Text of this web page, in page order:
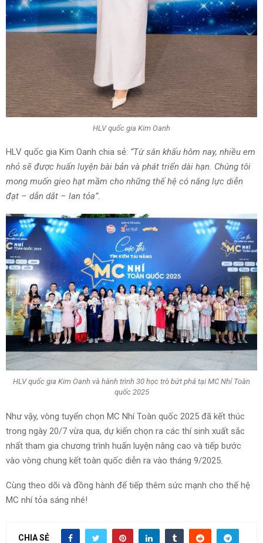
HLV quốc gia Kim Oanh
HLV quốc gia Kim Oanh chia sẻ: “Từ sân khấu hôm nay, nhiều em
nhỏ sẽ được huấn luyện bài bản và phát triển dài hạn. Chúng tôi
mong muốn gieo hạt mầm cho những thế hệ có năng lực diễn
đạt – dẫn dắt – lan tỏa”.
HLV quốc gia Kim Oanh và hành trình 30 học trò bứt phá tại MC Nhí Toàn
quốc 2025
Như vậy, vòng tuyển chọn MC Nhí Toàn quốc 2025 đã kết thúc
trong ngày 20/7 vừa qua, dự kiến chọn ra các thí sinh xuất sắc
nhất tham gia chương trình huấn luyện nâng cao và tiếp bước
vào vòng chung kết toàn quốc diễn ra vào tháng 9/2025.
Cùng theo dõi và đồng hành để tiếp thêm sức mạnh cho thế hệ
MC nhí tỏa sáng nhé!
CHIA SẺ